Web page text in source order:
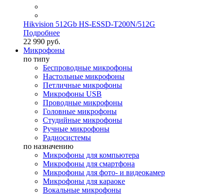
Hikvision 512Gb HS-ESSD-T200N/512G
Подробнее
22 990 руб.
Микрофоны
по типу
Беспроводные микрофоны
Настольные микрофоны
Петличные микрофоны
Микрофоны USB
Проводные микрофоны
Головные микрофоны
Студийные микрофоны
Ручные микрофоны
Радиосистемы
по назначению
Микрофоны для компьютера
Микрофоны для смартфона
Микрофоны для фото- и видеокамер
Микрофоны для караоке
Вокальные микрофоны